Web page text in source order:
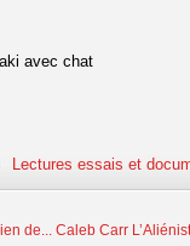
avec chat
Lectures essais et
de... Caleb Carr